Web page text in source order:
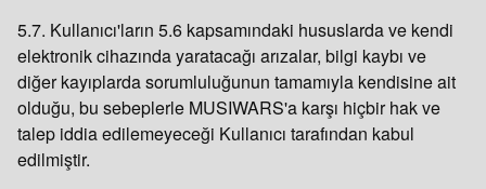
5.7. Kullanıcı'ların 5.6 kapsamındaki hususlarda ve kendi
elektronik cihazında yaratacağı arızalar, bilgi kaybı ve
diğer kayıplarda sorumluluğunun tamamıyla kendisine ait
olduğu, bu sebeplerle MUSIWARS'a karşı hiçbir hak ve
talep iddia edilemeyeceği Kullanıcı tarafından kabul
edilmiştir.